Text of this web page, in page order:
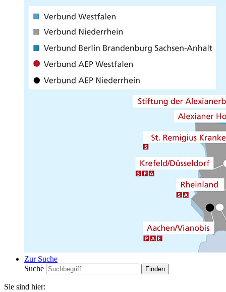
Zur Suche
Suche
Sie sind hier: